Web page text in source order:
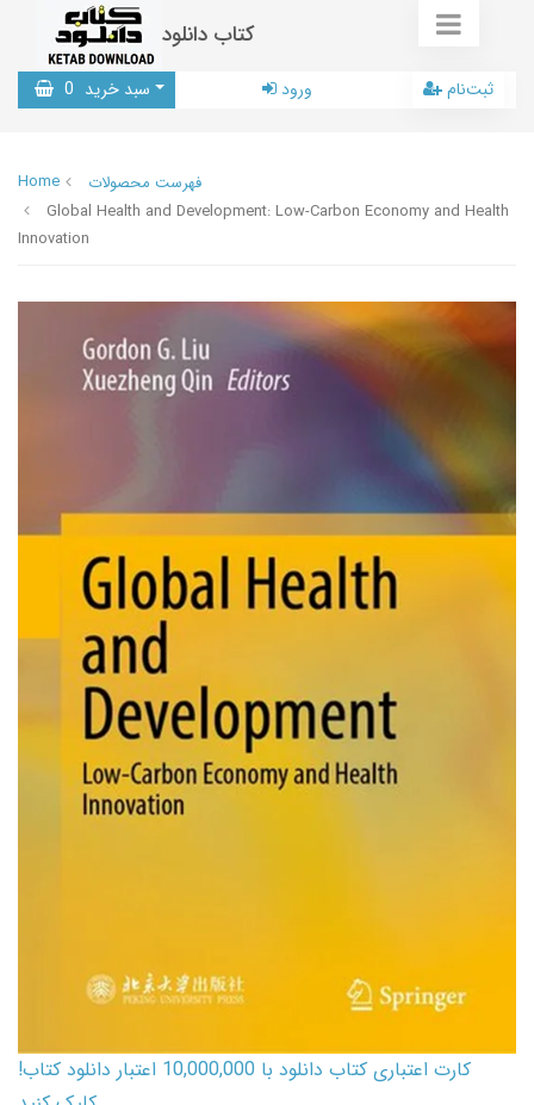
کتاب دانلود
سبد خرید 0 ورود ثبت‌نام
Home
فهرست محصولات
Global Health and Development: Low-Carbon Economy and Health
Innovation
کارت اعتباری کتاب دانلود با 10,000,000 اعتبار دانلود کتاب!